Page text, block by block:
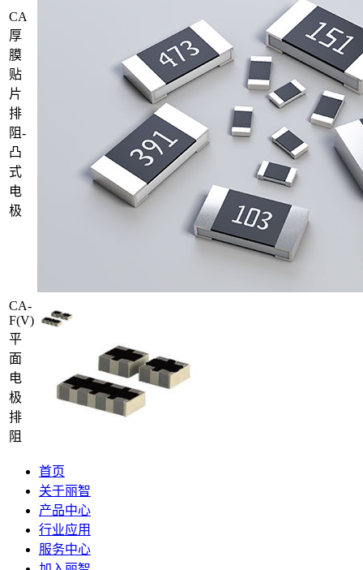
CA
厚
膜
贴
片
排
阻-
凸
式
电
极
CA-
F(V)
平
面
电
极
排
阻
首页
关于丽智
产品中心
行业应用
服务中心